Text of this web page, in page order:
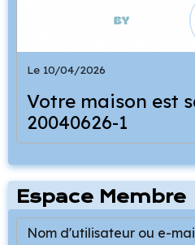
Le 10/04/2026
Votre maison est
20040626-1
Espace Membre